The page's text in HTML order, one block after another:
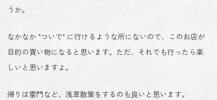
うか。
なかなか "ついで" に行けるような所にないので、このお店が
目的の買い物になると思います。ただ、それでも行ったら楽
しいと思いますよ。
帰りは雷門など、浅草散策をするのも良いと思います。